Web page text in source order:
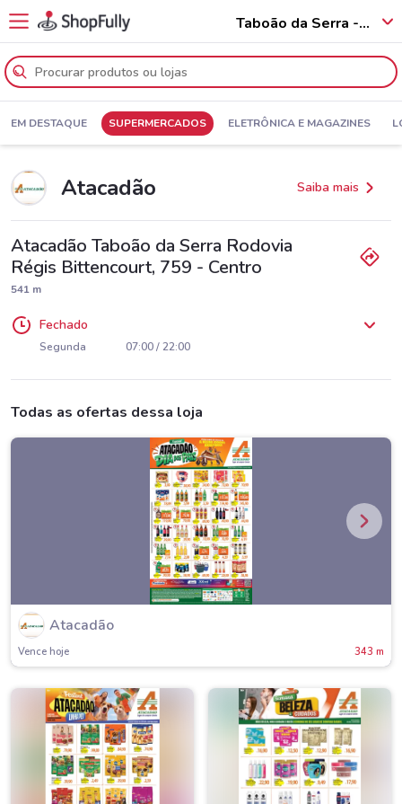
Taboão da Serra - 06754
EM DESTAQUE SUPERMERCADOS ELETRÔNICA E MAGAZINES
Atacadão Saiba mais
Atacadão Taboão da Serra Rodovia
Régis Bittencourt, 759 - Centro
541 m
Fechado
Segunda 07:00 / 22:00
Todas as ofertas dessa loja
Atacadão
Vence hoje 343 m